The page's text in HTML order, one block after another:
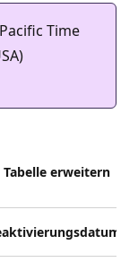
Time
Tabelle erweitern